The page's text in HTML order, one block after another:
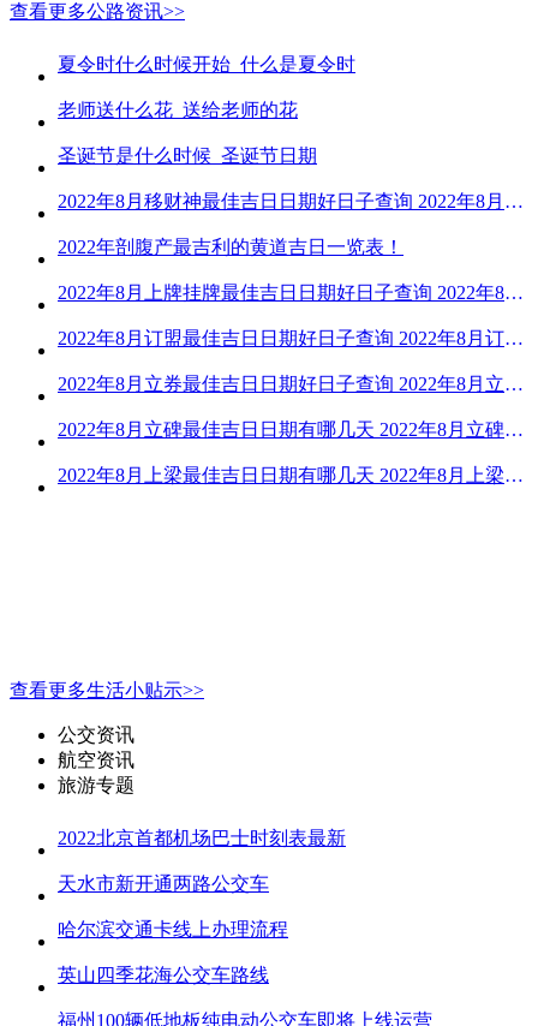
查看更多公路资讯>>
夏令时什么时候开始_什么是夏令时
老师送什么花_送给老师的花
圣诞节是什么时候_圣诞节日期
2022年8月移财神最佳吉日日期好日子查询 2022年8月移财神吉日一览
2022年剖腹产最吉利的黄道吉日一览表！
2022年8月上牌挂牌最佳吉日日期好日子查询 2022年8月上牌吉日精选
2022年8月订盟最佳吉日日期好日子查询 2022年8月订盟黄道吉日一览
2022年8月立券最佳吉日日期好日子查询 2022年8月立券的黄道吉日一览
2022年8月立碑最佳吉日日期有哪几天 2022年8月立碑吉日查询
2022年8月上梁最佳吉日日期有哪几天 2022年8月上梁的黄道吉日
查看更多生活小贴示>>
公交资讯
航空资讯
旅游专题
2022北京首都机场巴士时刻表最新
天水市新开通两路公交车
哈尔滨交通卡线上办理流程
英山四季花海公交车路线
福州100辆低地板纯电动公交车即将上线运营